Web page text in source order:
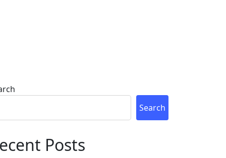
Search
Posts